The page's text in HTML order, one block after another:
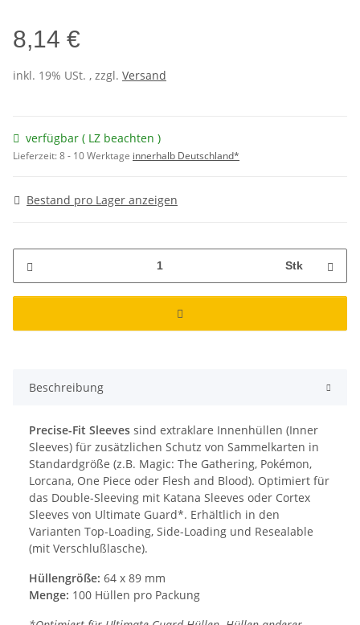
8,14 €
inkl. 19% USt. , zzgl. Versand
verfügbar ( LZ beachten )
Lieferzeit:8 - 10 Werktage innerhalb Deutschland*
Bestand pro Lager anzeigen
Stk
Beschreibung
Precise-Fit Sleeves sind extraklare Innenhüllen (Inner
Sleeves) für zusätzlichen Schutz von Sammelkarten in
Standardgröße (z.B. Magic: The Gathering, Pokémon,
Lorcana, One Piece oder Flesh and Blood). Optimiert für
das Double-Sleeving mit Katana Sleeves oder Cortex
Sleeves von Ultimate Guard*. Erhältlich in den
Varianten Top-Loading, Side-Loading und Resealable
(mit Verschlußlasche).
Hüllengröße: 64 x 89 mm
Menge: 100 Hüllen pro Packung